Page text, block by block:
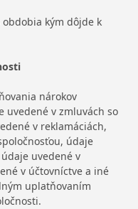
kým dôjde k
nárokov
uvedené v zmluvách so
v reklamáciách,
údaje
uvedené v
v účtovníctve a iné
uplatňovaním